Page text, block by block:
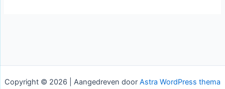
Copyright © 2026 | Aangedreven door Astra WordPress thema